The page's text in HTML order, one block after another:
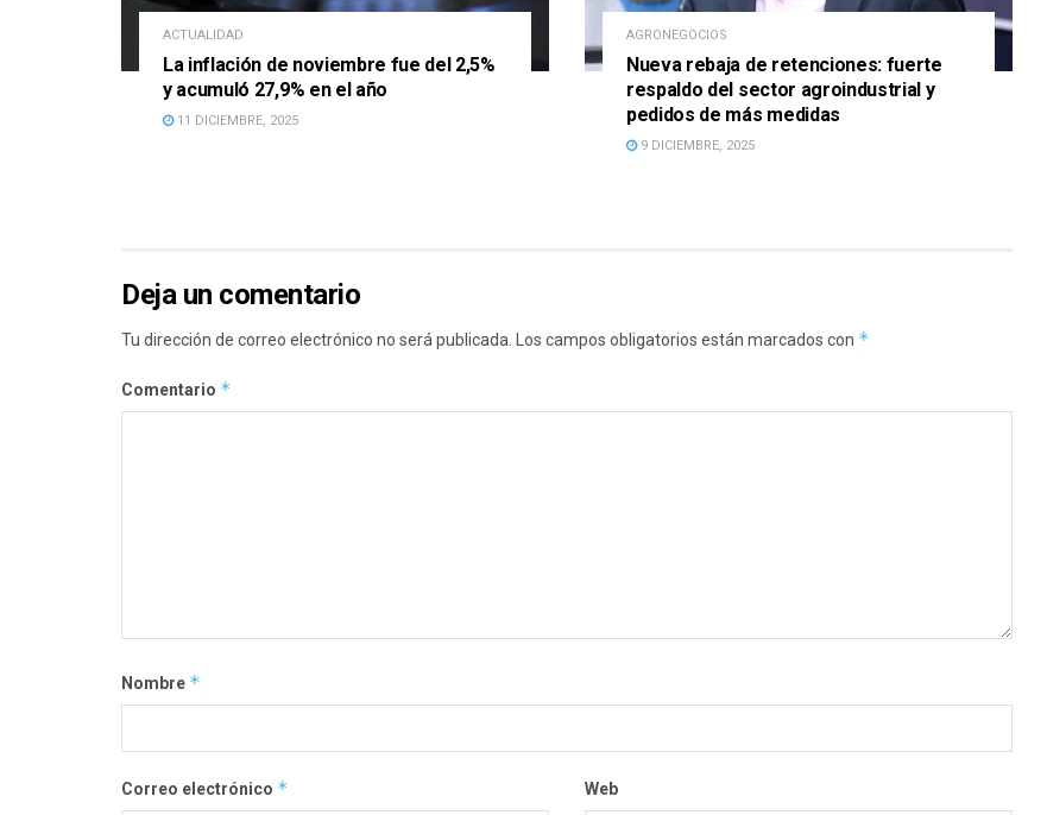
ACTUALIDAD
La inflación de noviembre fue del 2,5%
y acumuló 27,9% en el año
11 DICIEMBRE, 2025
AGRONEGOCIOS
Nueva rebaja de retenciones: fuerte
respaldo del sector agroindustrial y
pedidos de más medidas
9 DICIEMBRE, 2025
Deja un comentario
Tu dirección de correo electrónico no será publicada. Los campos obligatorios están marcados con *
Comentario *
Nombre *
Correo electrónico * Web